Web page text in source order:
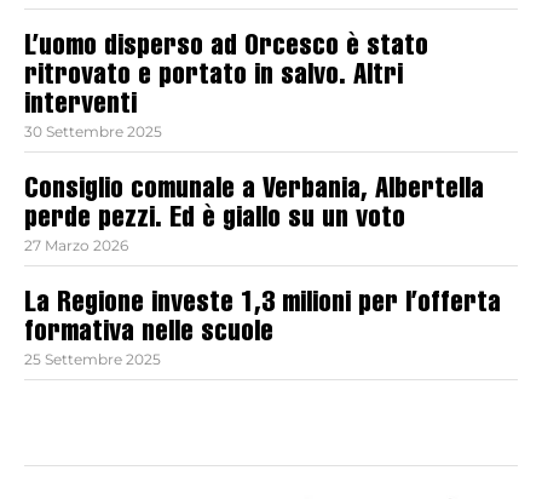
L’uomo disperso ad Orcesco è stato
ritrovato e portato in salvo. Altri
interventi
30 Settembre 2025
Consiglio comunale a Verbania, Albertella
perde pezzi. Ed è giallo su un voto
27 Marzo 2026
La Regione investe 1,3 milioni per l’offerta
formativa nelle scuole
25 Settembre 2025